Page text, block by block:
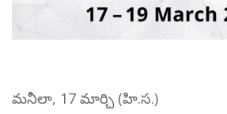
మనీలా, 17 మార్చి (హి.స.)